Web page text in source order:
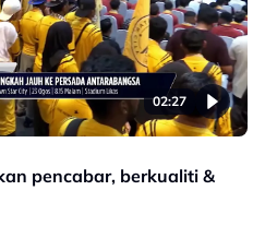
02:27
pencabar, berkualiti &